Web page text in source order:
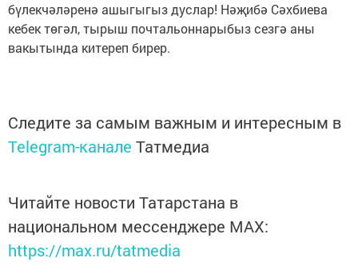
бүлекчәләренә ашыгыгыз дуслар! Нәҗибә Сәхбиева
кебек төгәл, тырыш почтальоннарыбыз сезгә аны
вакытында китереп бирер.
Следите за самым важным и интересным в
Telegram-канале Татмедиа
Читайте новости Татарстана в
национальном мессенджере MАХ:
https://max.ru/tatmedia